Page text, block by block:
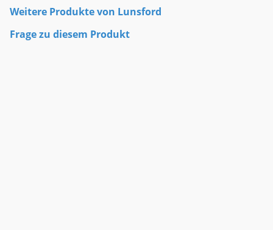
Weitere Produkte von Lunsford
Frage zu diesem Produkt